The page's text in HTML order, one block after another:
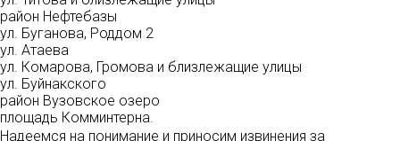
район Нефтебазы
ул. Буганова, Роддом 2
ул. Атаева
ул. Комарова, Громова и близлежащие улицы
ул. Буйнакского
район Вузовское озеро
площадь Комминтерна.
Надеемся на понимание и приносим извинения за